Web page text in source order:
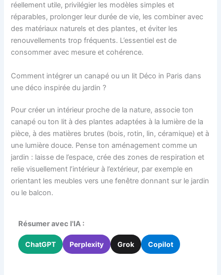
réellement utile, privilégier les modèles simples et
réparables, prolonger leur durée de vie, les combiner avec
des matériaux naturels et des plantes, et éviter les
renouvellements trop fréquents. L’essentiel est de
consommer avec mesure et cohérence.
Comment intégrer un canapé ou un lit Déco in Paris dans
une déco inspirée du jardin ?
Pour créer un intérieur proche de la nature, associe ton
canapé ou ton lit à des plantes adaptées à la lumière de la
pièce, à des matières brutes (bois, rotin, lin, céramique) et à
une lumière douce. Pense ton aménagement comme un
jardin : laisse de l’espace, crée des zones de respiration et
relie visuellement l’intérieur à l’extérieur, par exemple en
orientant les meubles vers une fenêtre donnant sur le jardin
ou le balcon.
Résumer avec l'IA :
ChatGPT Perplexity Grok Copilot